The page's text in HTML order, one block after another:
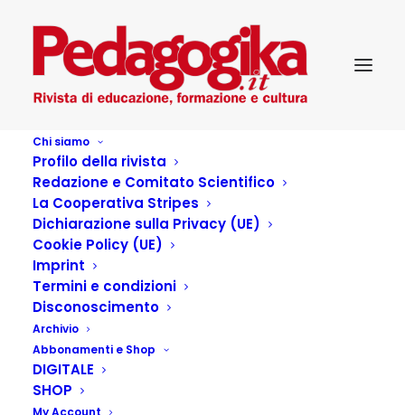
Chi siamo
Profilo della rivista
Redazione e Comitato Scientifico
La Cooperativa Stripes
Dichiarazione sulla Privacy (UE)
Cookie Policy (UE)
Imprint
Termini e condizioni
Disconoscimento
Archivio
Abbonamenti e Shop
DIGITALE
SHOP
My Account
erlicher
Home Recensioni Devozione (Charlotte Wood)